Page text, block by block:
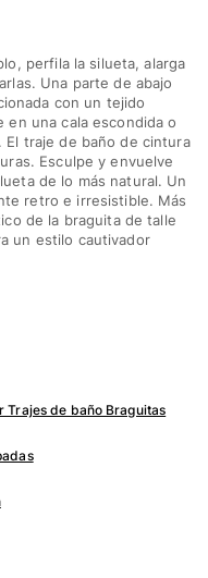
perfila la silueta, alarga
Una parte de abajo
con un tejido
en una cala escondida o
El traje de baño de cintura
Esculpe y envuelve
de lo más natural. Un
retro e irresistible. Más
de la braguita de talle
un estilo cautivador
Trajes de baño Braguitas